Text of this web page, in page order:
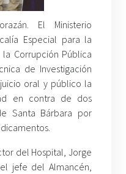
El Ministerio
Especial para la
Corrupción Pública
de Investigación
oral y público la
en contra de dos
Santa Bárbara por
del Hospital, Jorge
jefe del Almancén,